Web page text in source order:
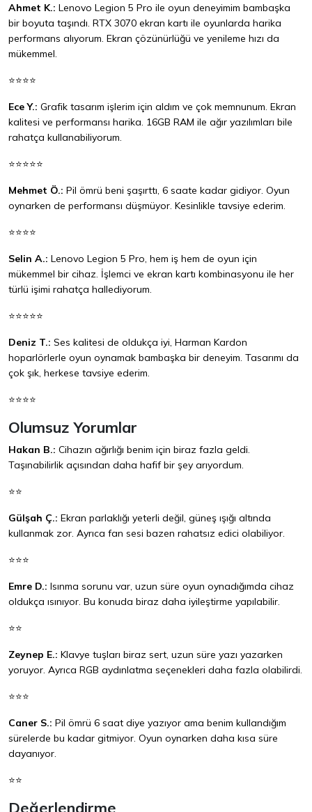
Ahmet K.: Lenovo Legion 5 Pro ile oyun deneyimim bambaşka
bir boyuta taşındı. RTX 3070 ekran kartı ile oyunlarda harika
performans alıyorum. Ekran çözünürlüğü ve yenileme hızı da
mükemmel.
⭐⭐⭐⭐
Ece Y.: Grafik tasarım işlerim için aldım ve çok memnunum. Ekran
kalitesi ve performansı harika. 16GB RAM ile ağır yazılımları bile
rahatça kullanabiliyorum.
⭐⭐⭐⭐⭐
Mehmet Ö.: Pil ömrü beni şaşırttı, 6 saate kadar gidiyor. Oyun
oynarken de performansı düşmüyor. Kesinlikle tavsiye ederim.
⭐⭐⭐⭐
Selin A.: Lenovo Legion 5 Pro, hem iş hem de oyun için
mükemmel bir cihaz. İşlemci ve ekran kartı kombinasyonu ile her
türlü işimi rahatça hallediyorum.
⭐⭐⭐⭐⭐
Deniz T.: Ses kalitesi de oldukça iyi, Harman Kardon
hoparlörlerle oyun oynamak bambaşka bir deneyim. Tasarımı da
çok şık, herkese tavsiye ederim.
⭐⭐⭐⭐
Olumsuz Yorumlar
Hakan B.: Cihazın ağırlığı benim için biraz fazla geldi.
Taşınabilirlik açısından daha hafif bir şey arıyordum.
⭐⭐
Gülşah Ç.: Ekran parlaklığı yeterli değil, güneş ışığı altında
kullanmak zor. Ayrıca fan sesi bazen rahatsız edici olabiliyor.
⭐⭐⭐
Emre D.: Isınma sorunu var, uzun süre oyun oynadığımda cihaz
oldukça ısınıyor. Bu konuda biraz daha iyileştirme yapılabilir.
⭐⭐
Zeynep E.: Klavye tuşları biraz sert, uzun süre yazı yazarken
yoruyor. Ayrıca RGB aydınlatma seçenekleri daha fazla olabilirdi.
⭐⭐⭐
Caner S.: Pil ömrü 6 saat diye yazıyor ama benim kullandığım
sürelerde bu kadar gitmiyor. Oyun oynarken daha kısa süre
dayanıyor.
⭐⭐
Değerlendirme